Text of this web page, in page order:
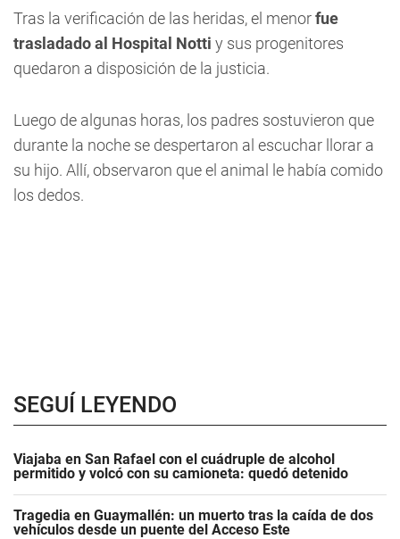
Tras la verificación de las heridas, el menorfue
trasladado al Hospital Notti y sus progenitores
quedaron a disposición de la justicia.
Luego de algunas horas, los padres sostuvieron que
durante la noche se despertaron al escuchar llorar a
su hijo. Allí, observaron que el animal le había comido
los dedos.
SEGUÍ LEYENDO
Viajaba en San Rafael con el cuádruple de alcohol
permitido y volcó con su camioneta: quedó detenido
Tragedia en Guaymallén: un muerto tras la caída de dos
vehículos desde un puente del Acceso Este